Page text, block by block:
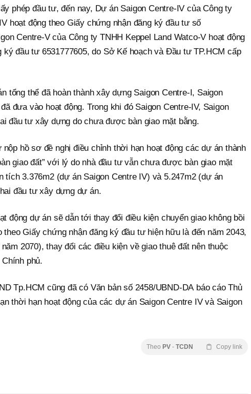
phép đầu tư, đến nay, Dự án Saigon Centre-IV của Công ty
hoạt động theo Giấy chứng nhận đăng ký đầu tư số
Centre-V của Công ty TNHH Keppel Land Watco-V hoạt động
ký đầu tư 6531777605, do Sở Kế hoạch và Đầu tư TP.HCM cấp
tổng thể đã hoàn thành xây dựng Saigon Centre-I, Saigon
đưa vào hoạt động. Trong khi đó Saigon Centre-IV, Saigon
đầu tư xây dựng do chưa được bàn giao mặt bằng.
nộp hồ sơ đề nghị điều chỉnh thời hạn hoạt động các dự án thành
giao đất” với lý do nhà đầu tư vẫn chưa được bàn giao mặt
tích 3.376m2 (dự án Saigon Centre IV) và 5.247m2 (dự án
đầu tư xây dựng dự án.
động dự án sẽ dẫn tới thay đổi điều kiện chuyển giao không bồi
theo Giấy chứng nhận đăng ký đầu tư hiện hữu là đến năm 2043,
2070), thay đổi các điều kiện về giao thuê đất nên thuộc
phủ.
Tp.HCM cũng đã có Văn bản số 2458/UBND-DA báo cáo Thủ
thời hạn hoạt động của các dự án Saigon Centre IV và Saigon
Theo PV - TCDN Copy link